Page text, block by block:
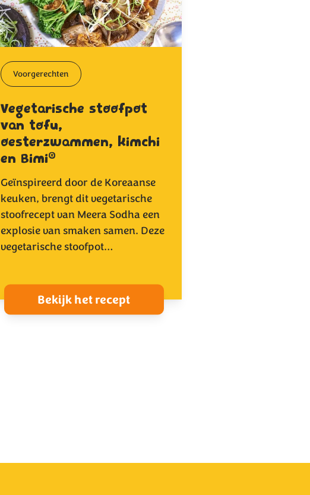
Voorgerechten
Vegetarische stoofpot
van tofu,
oesterzwammen, kimchi
en Bimi®
Geïnspireerd door de Koreaanse
keuken, brengt dit vegetarische
stoofrecept van Meera Sodha een
explosie van smaken samen. Deze
vegetarische stoofpot…
Bekijk het recept